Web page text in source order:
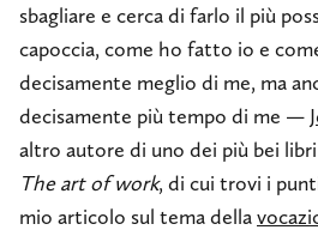
sbagliare e cerca di farlo il più
capoccia, come ho fatto io e
decisamente meglio di me, ma
decisamente più tempo di me —
altro autore di uno dei più bei
The art of work, di cui trovi i
mio articolo sul tema della